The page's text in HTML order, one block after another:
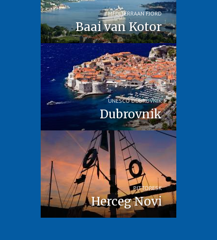
Baai van Kotor
MEDITERRAAN FJORD
Dubrovnik
UNESCO DUBROVNIK
Herceg Novi
PITTORESK